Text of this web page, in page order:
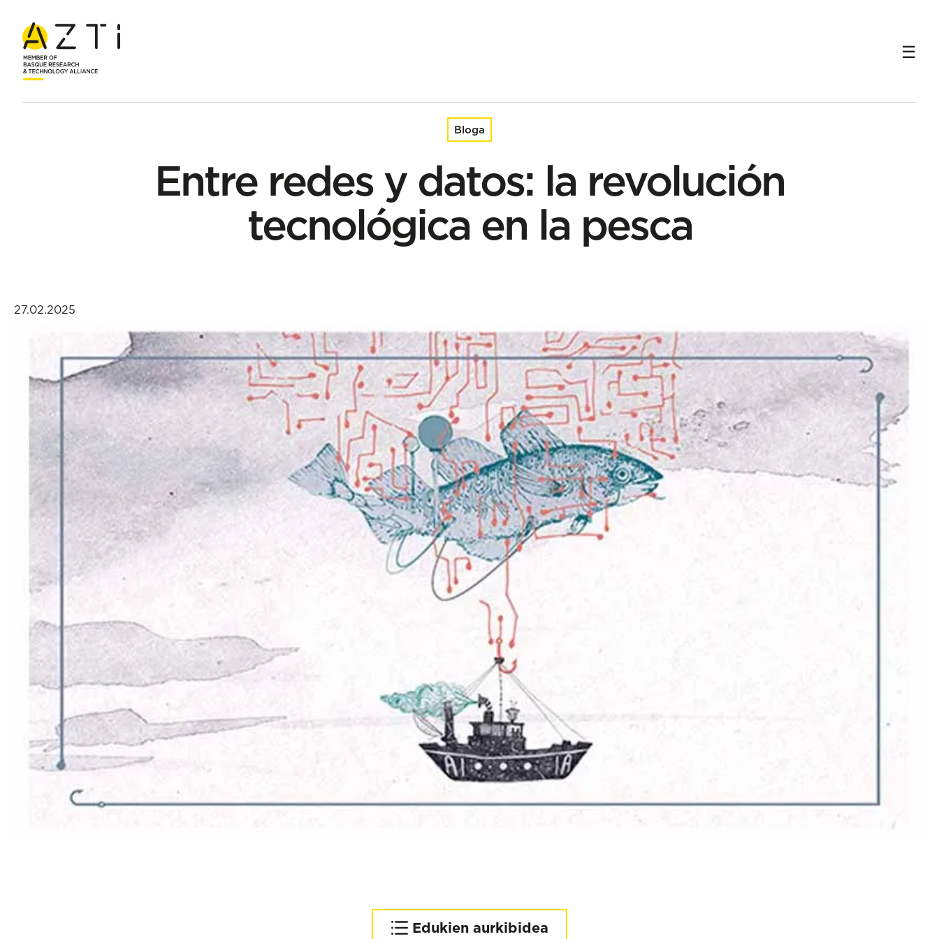
Hasiera Bloga Entre redes y datos: la revolución tecnológica en la pesca
Bloga
Entre redes y datos: la revolución
tecnológica en la pesca
27.02.2025
Edukien aurkibidea